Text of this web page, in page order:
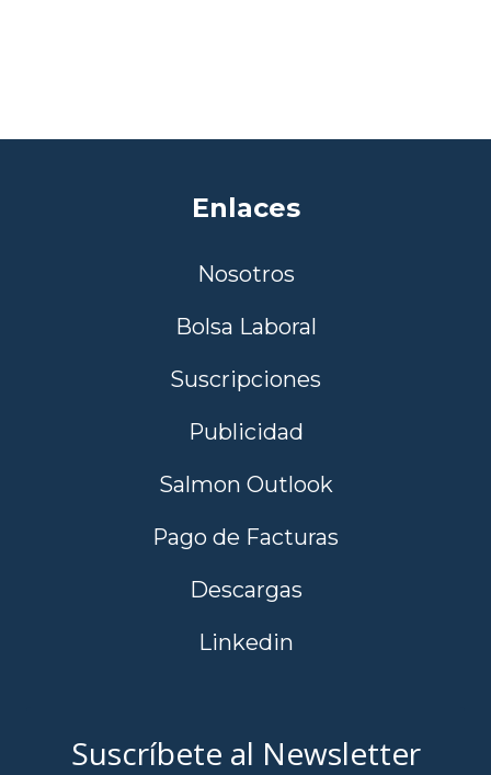
Enlaces
Nosotros
Bolsa Laboral
Suscripciones
Publicidad
Salmon Outlook
Pago de Facturas
Descargas
Linkedin
Suscríbete al Newsletter